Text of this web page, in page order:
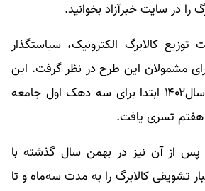
را در سایت خبرآزاد بخوانید.
کالابرگ الکترونیک، سیاستگذار
مشمولان این طرح در نظر گرفت. این
طرح‌های تشویقی در سال۱۴۰۲ ابتدا برای سه دهک اول جامعه
هفتم تسری یافت.
پس از آن نیز در بهمن سال گذشته با
تشویقی کالابرگ را به مدت سه‌ماه و تا